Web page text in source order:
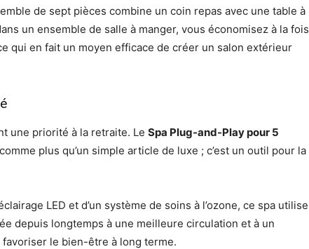
de sept pièces combine un coin repas avec une table à
un ensemble de salle à manger, vous économisez à la fois
qui en fait un moyen efficace de créer un salon extérieur
une priorité à la retraite. Le Spa Plug-and-Play pour 5
plus qu’un simple article de luxe ; c’est un outil pour la
LED et d’un système de soins à l’ozone, ce spa utilise
depuis longtemps à une meilleure circulation et à un
le bien-être à long terme.